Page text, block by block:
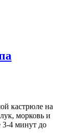
кастрюле на
морковь и
3-4 минут до